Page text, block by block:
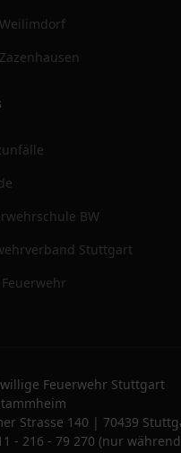
BW
Stuttgart
Feuerwehr Stuttgart
Strasse 140 | 70439
- 216 - 79 270 (nur